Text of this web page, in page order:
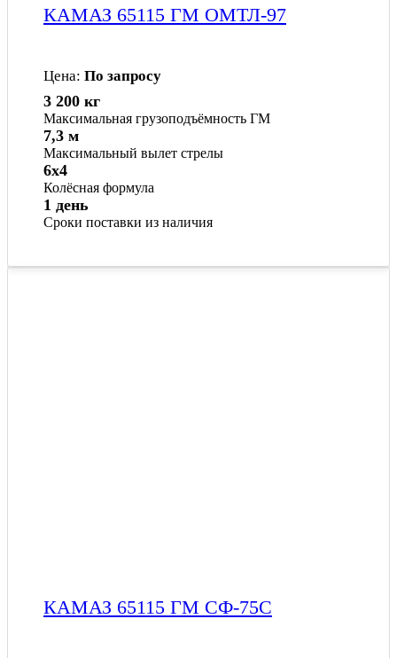
КАМАЗ 65115 ГМ ОМТЛ-97
Цена: По запросу
Максимальная грузоподъёмность ГМ
3 200 кг
Максимальный вылет стрелы
7,3 м
Колёсная формула
6x4
Сроки поставки из наличия
1 день
КАМАЗ 65115 ГМ СФ-75С